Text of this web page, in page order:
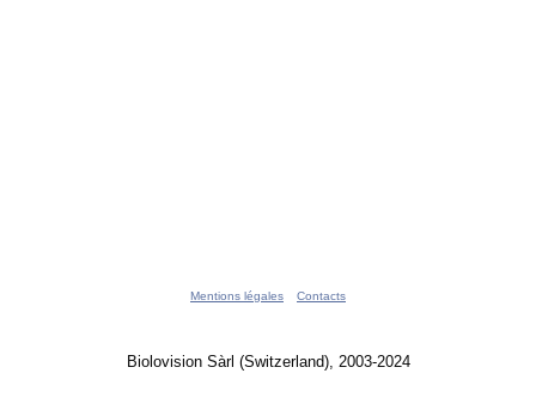
Mentions légales Contacts
Biolovision Sàrl (Switzerland), 2003-2024